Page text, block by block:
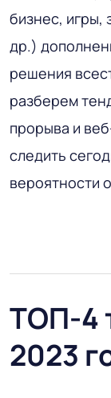
бизнес, игры,
др.)
решения
разберем
прорыва и
следить
вероятности
ТОП-4
2023